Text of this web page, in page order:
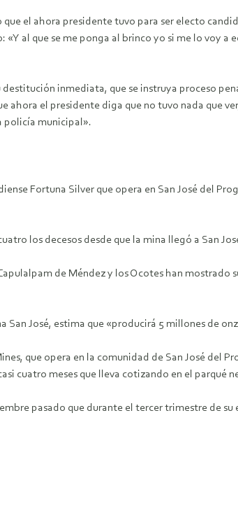
el ahora presidente tuvo para ser electo
al que se me ponga al brinco yo si me lo voy
inmediata, que se instruya proceso
ahora el presidente diga que no tuvo nada que
policía municipal».
Fortuna Silver que opera en San José del
los decesos desde que la mina llegó a San
de Méndez y los Ocotes han
José, estima que «producirá 5 millones de
que opera en la comunidad de San José del
cuatro meses que lleva cotizando en el parqué
pasado que durante el tercer trimestre de